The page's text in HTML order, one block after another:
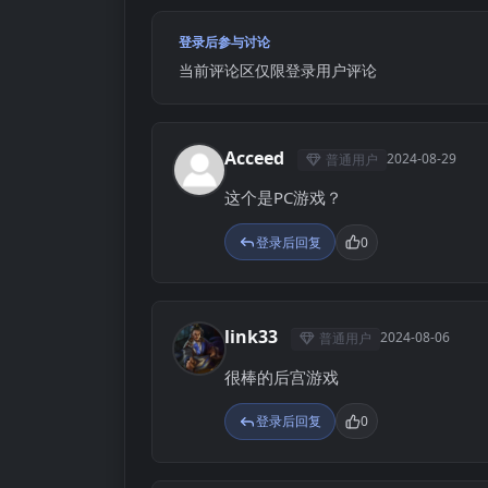
登录后参与讨论
当前评论区仅限登录用户评论
A Acceed 普通用户 2024-08-29
这个是PC游戏？
登录后回复 0
L link33 普通用户 2024-08-06
很棒的后宫游戏
登录后回复 0